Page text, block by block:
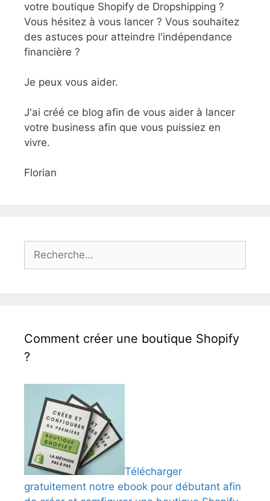
votre boutique Shopify de Dropshipping ?
Vous hésitez à vous lancer ? Vous souhaitez
des astuces pour atteindre l'indépendance
financière ?
Je peux vous aider.
J'ai créé ce blog afin de vous aider à lancer
votre business afin que vous puissiez en
vivre.
Florian
Rechercher :
Comment créer une boutique Shopify
?
Télécharger
gratuitement notre ebook pour débutant afin